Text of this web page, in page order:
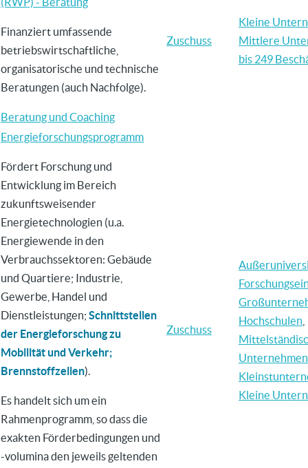
Finanziert umfassende
betriebswirtschaftliche,
organisatorische und technische
Beratungen (auch Nachfolge).
Beratung und Coaching
Zuschuss
Kleine
Mittlere
bis 249
Energieforschungsprogramm
Fördert Forschung und
Entwicklung im Bereich
zukunftsweisender
Energietechnologien (u.a.
Energiewende in den
Verbrauchssektoren: Gebäude
und Quartiere; Industrie,
Gewerbe, Handel und
Dienstleistungen; Schnittstellen
der Energieforschung zu
Mobilität und Verkehr;
Brennstoffzellen).
Es handelt sich um ein
Rahmenprogramm, so dass die
exakten Förderbedingungen und
-volumina den jeweils geltenden
Zuschuss
Hochschulen
Unternehmen
Kleine